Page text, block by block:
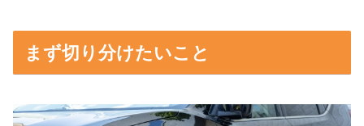
まず切り分けたいこと